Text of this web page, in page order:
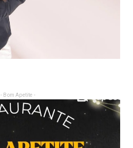
- Bom Apetite -